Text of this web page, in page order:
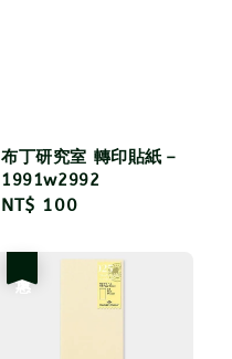
布丁研究室 轉印貼紙－
1991w2992
Regular
NT$ 100